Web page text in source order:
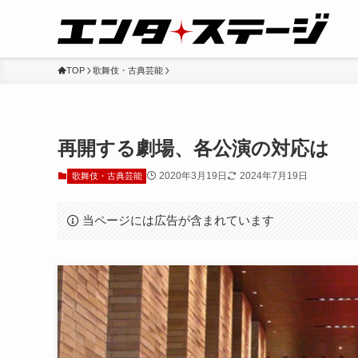
TOP 歌舞伎・古典芸能
再開する劇場、各公演の対応は
歌舞伎・古典芸能 2020年3月19日 2024年7月19日
当ページには広告が含まれています